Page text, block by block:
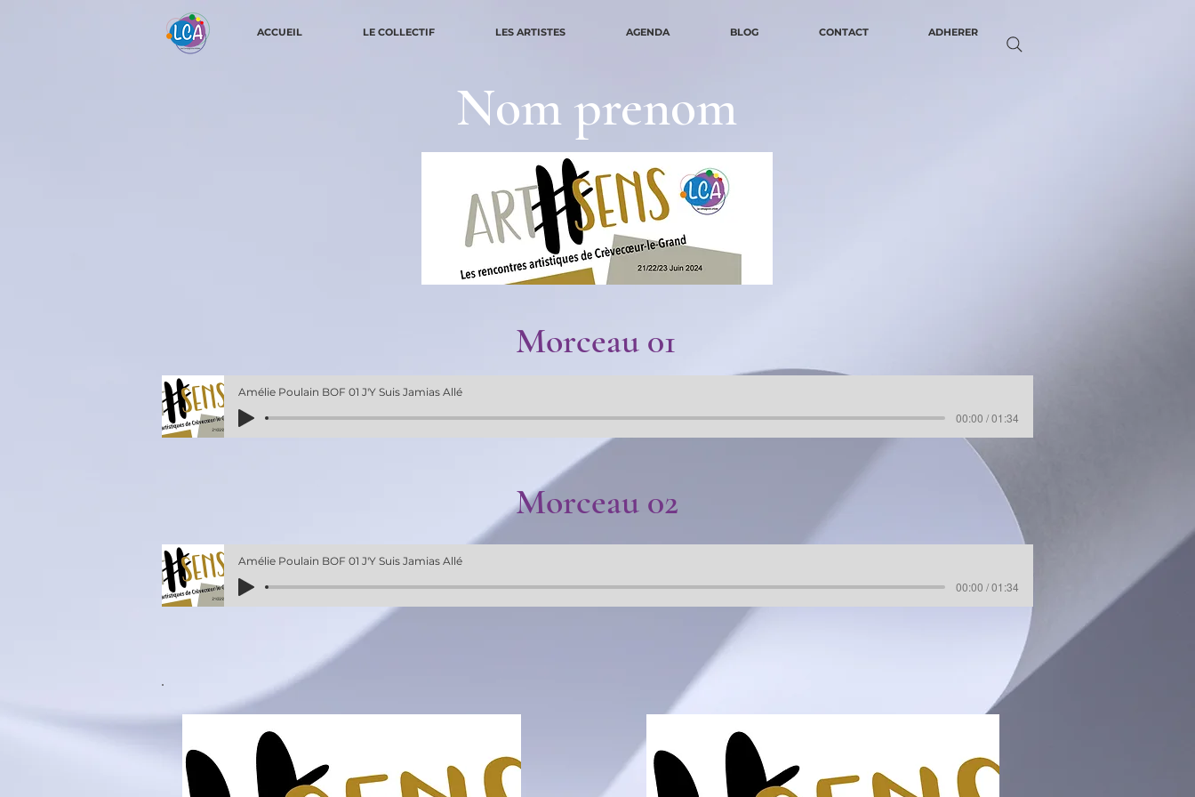
ACCUEIL LE COLLECTIF LES ARTISTES AGENDA BLOG CONTACT ADHERER
Nom prenom
Morceau 01
Amélie Poulain BOF 01 J'Y Suis Jamias Allé
00:00 / 01:34
Morceau 02
Amélie Poulain BOF 01 J'Y Suis Jamias Allé
00:00 / 01:34